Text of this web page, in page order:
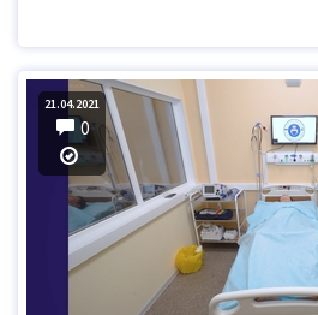
21.04.2021
0